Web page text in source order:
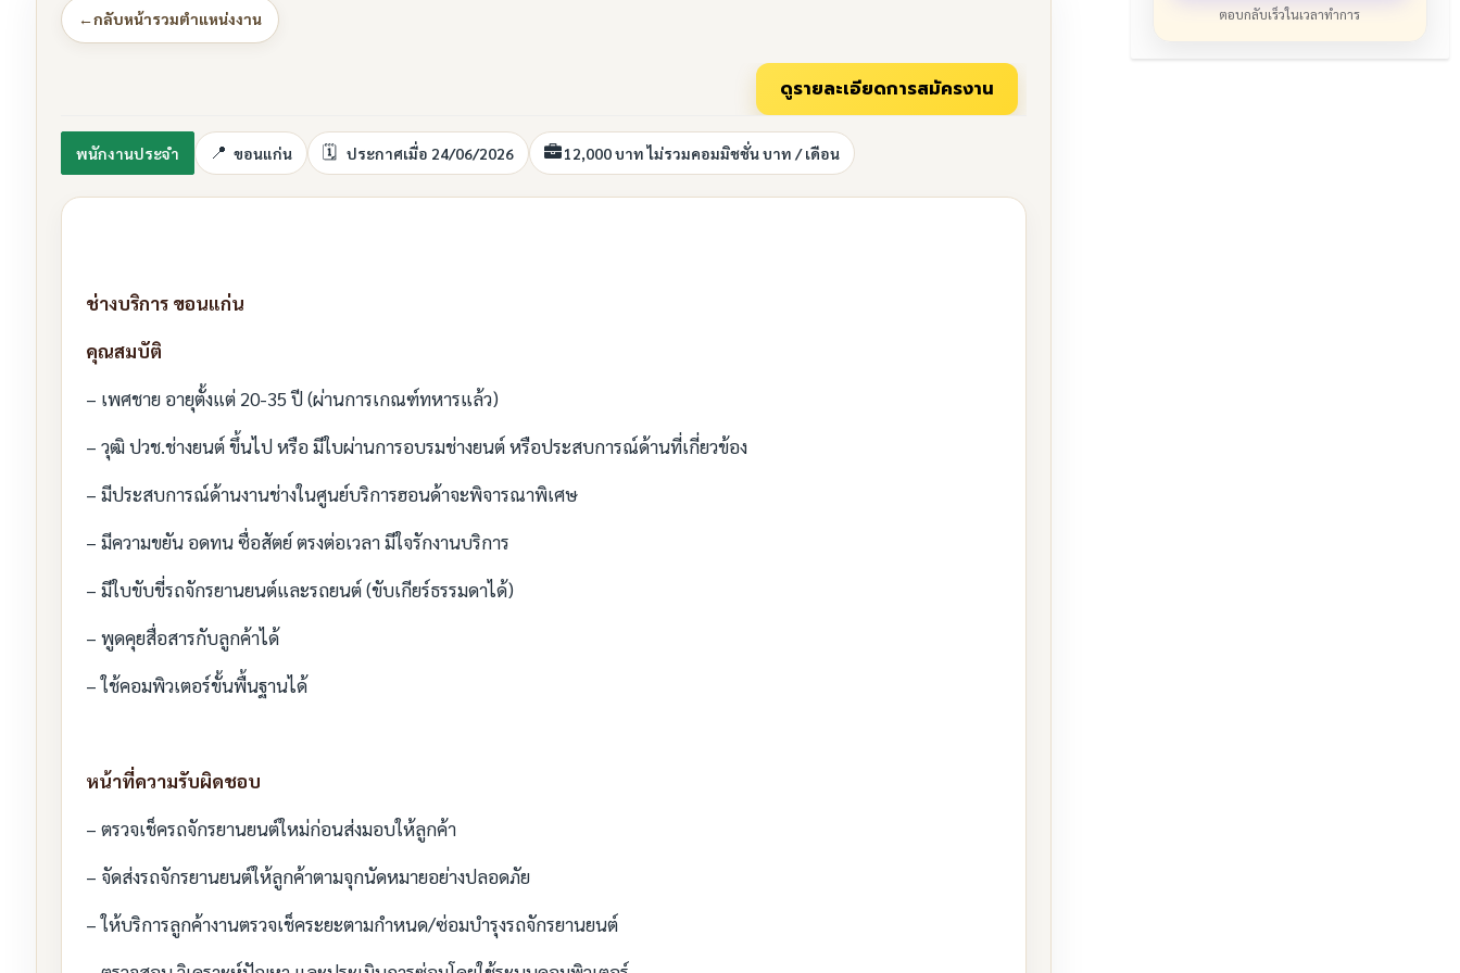
←กลับหน้ารวมตำแหน่งงาน
พนักงานประจำ ขอนแก่น ประกาศเมื่อ 24/06/2026 12,000 บาท ไม่รวมคอมมิชชั่น บาท / เดือน
ช่างบริการ ขอนแก่น
คุณสมบัติ
– เพศชาย อายุตั้งแต่ 20-35 ปี (ผ่านการเกณฑ์ทหารแล้ว)
– วุฒิ ปวช.ช่างยนต์ ขึ้นไป หรือ มีใบผ่านการอบรมช่างยนต์ หรือประสบการณ์ด้านที่เกี่ยวข้อง
– มีประสบการณ์ด้านงานช่างในศูนย์บริการฮอนด้าจะพิจารณาพิเศษ
– มีความขยัน อดทน ซื่อสัตย์ ตรงต่อเวลา มีใจรักงานบริการ
– มีใบขับขี่รถจักรยานยนต์และรถยนต์ (ขับเกียร์ธรรมดาได้)
– พูดคุยสื่อสารกับลูกค้าได้
– ใช้คอมพิวเตอร์ขั้นพื้นฐานได้
หน้าที่ความรับผิดชอบ
– ตรวจเช็ครถจักรยานยนต์ใหม่ก่อนส่งมอบให้ลูกค้า
– จัดส่งรถจักรยานยนต์ให้ลูกค้าตามจุกนัดหมายอย่างปลอดภัย
– ให้บริการลูกค้างานตรวจเช็คระยะตามกำหนด/ซ่อมบำรุงรถจักรยานยนต์
ตอบกลับเร็วในเวลาทำการ